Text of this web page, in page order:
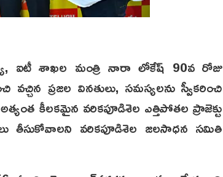
ఐటీ శాఖల మంత్రి నారా లోకేష్ 90వ రోజు
వచ్చిన ప్రజల వినతులు, సమస్యలను స్వీకరించి
కీలకమైన వరికపూడిశెల ఎత్తిపోతల ప్రాజెక్టు
తీసుకోవాలని వరికపూడిశెల జలసాధన సమితి